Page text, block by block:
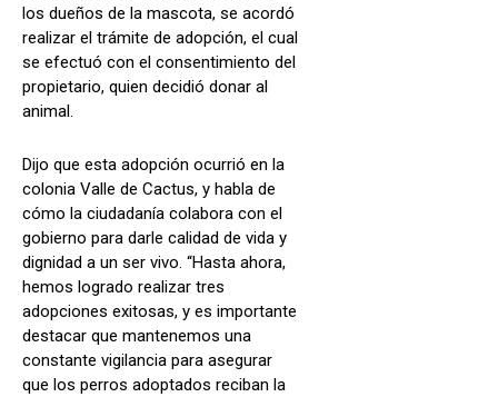
los dueños de la mascota, se acordó
realizar el trámite de adopción, el cual
se efectuó con el consentimiento del
propietario, quien decidió donar al
animal.
Dijo que esta adopción ocurrió en la
colonia Valle de Cactus, y habla de
cómo la ciudadanía colabora con el
gobierno para darle calidad de vida y
dignidad a un ser vivo. “Hasta ahora,
hemos logrado realizar tres
adopciones exitosas, y es importante
destacar que mantenemos una
constante vigilancia para asegurar
que los perros adoptados reciban la